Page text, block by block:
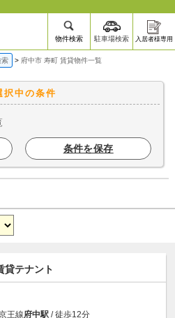
物件検索 駐車場検索 入居者様専用
索 府中市 寿町 賃貸物件一覧
択中の条件
条件を保存
貸テナント
王線府中駅 / 徒歩12分